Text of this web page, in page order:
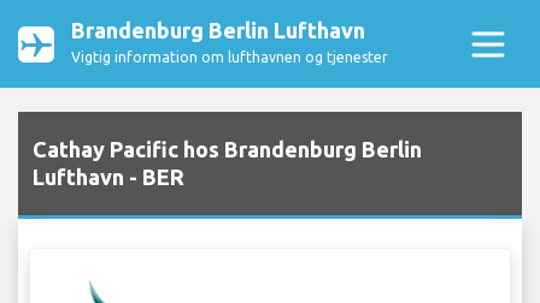
Brandenburg Berlin Lufthavn
Vigtig information om lufthavnen og tjenester
Cathay Pacific hos Brandenburg Berlin
Lufthavn - BER